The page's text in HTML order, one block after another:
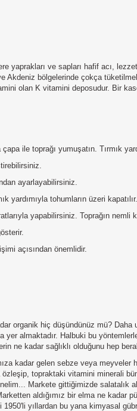
yaprakları ve sapları hafif acı,
bölgelerinde çokça
olan K vitamini deposudur. Bir
ile toprağı yumuşatın. Tırmık
ayarlayabilirsiniz.
tohumların üzeri
yapabilirsiniz. Toprağın nemli
açısından önemlidir.
organik hiç düşündünüz mü?
almaktadır. Halbuki bu
ne kadar sağlıklı olduğunu hep
kadar gelen sebze veya
topraktaki vitamini minerali
Markete gittiğimizde salatalık
aldığımız bir elma ne kadar
yıllardan bu yana kimyasal